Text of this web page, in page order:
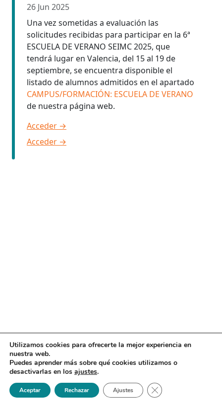
26 Jun 2025
Una vez sometidas a evaluación las
solicitudes recibidas para participar en la 6ª
ESCUELA DE VERANO SEIMC 2025, que
tendrá lugar en Valencia, del 15 al 19 de
septiembre, se encuentra disponible el
listado de alumnos admitidos en el apartado
CAMPUS/FORMACIÓN: ESCUELA DE VERANO
de nuestra página web.
Acceder →
Acceder →
Utilizamos cookies para ofrecerte la mejor experiencia en
nuestra web.
Puedes aprender más sobre qué cookies utilizamos o
desactivarlas en los ajustes.
Aceptar Rechazar Ajustes Cerrar el banner de